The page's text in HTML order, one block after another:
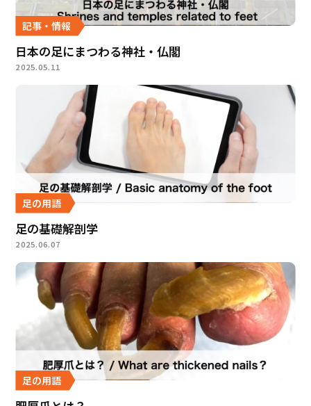
記事・情報
日本の足にまつわる神社・仏閣
2025.05.11
足の用語
足の基礎解剖学
2025.06.07
足の用語